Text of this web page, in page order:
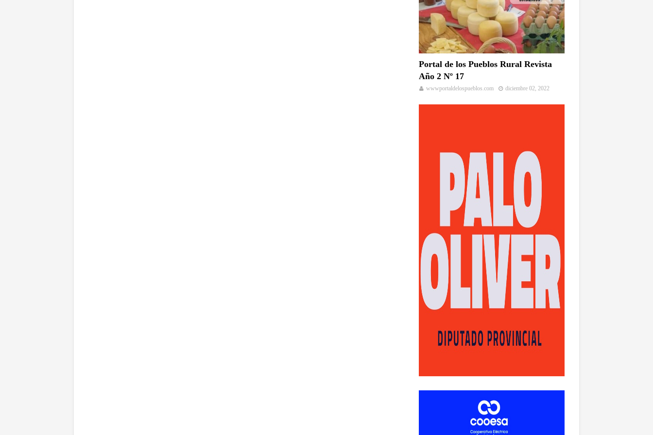
Portal de los Pueblos Rural Revista
Año 2 Nº 17
wwwportaldelospueblos.com diciembre 02, 2022